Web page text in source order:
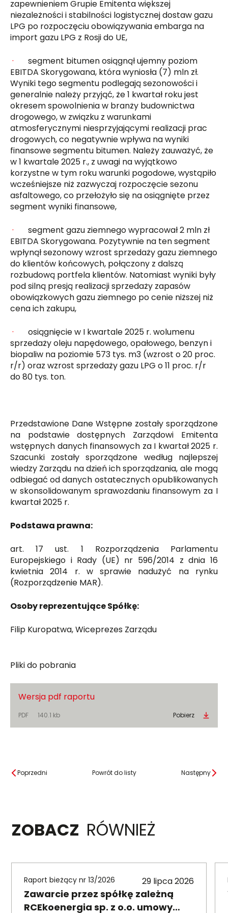
zapewnieniem Grupie Emitenta większej
niezależności i stabilności logistycznej dostaw gazu
LPG po rozpoczęciu obowiązywania embarga na
import gazu LPG z Rosji do UE,
·segment bitumen osiągnął ujemny poziom
EBITDA Skorygowana, która wyniosła (7) mln zł.
Wyniki tego segmentu podlegają sezonowości i
generalnie należy przyjąć, że 1 kwartał roku jest
okresem spowolnienia w branży budownictwa
drogowego, w związku z warunkami
atmosferycznymi niesprzyjającymi realizacji prac
drogowych, co negatywnie wpływa na wyniki
finansowe segmentu bitumen. Należy zauważyć, że
w 1 kwartale 2025 r., z uwagi na wyjątkowo
korzystne w tym roku warunki pogodowe, wystąpiło
wcześniejsze niż zazwyczaj rozpoczęcie sezonu
asfaltowego, co przełożyło się na osiągnięte przez
segment wyniki finansowe,
·segment gazu ziemnego wypracował 2 mln zł
EBITDA Skorygowana. Pozytywnie na ten segment
wpłynął sezonowy wzrost sprzedaży gazu ziemnego
do klientów końcowych, połączony z dalszą
rozbudową portfela klientów. Natomiast wyniki były
pod silną presją realizacji sprzedaży zapasów
obowiązkowych gazu ziemnego po cenie niższej niż
cena ich zakupu,
·osiągnięcie w I kwartale 2025 r. wolumenu
sprzedaży oleju napędowego, opałowego, benzyn i
biopaliw na poziomie 573 tys. m3 (wzrost o 20 proc.
r/r) oraz wzrost sprzedaży gazu LPG o 11 proc. r/r
do 80 tys. ton.
Przedstawione Dane Wstępne zostały sporządzone
na podstawie dostępnych Zarządowi Emitenta
wstępnych danych finansowych za I kwartał 2025 r.
Szacunki zostały sporządzone według najlepszej
wiedzy Zarządu na dzień ich sporządzania, ale mogą
odbiegać od danych ostatecznych opublikowanych
w skonsolidowanym sprawozdaniu finansowym za I
kwartał 2025 r.
Podstawa prawna:
art. 17 ust. 1 Rozporządzenia Parlamentu
Europejskiego i Rady (UE) nr 596/2014 z dnia 16
kwietnia 2014 r. w sprawie nadużyć na rynku
(Rozporządzenie MAR).
Osoby reprezentujące Spółkę:
Filip Kuropatwa, Wiceprezes Zarządu
Pliki do pobrania
Wersja pdf raportu
PDF 140.1 kb Pobierz
Poprzedni Powrót do listy Następny
ZOBACZ RÓWNIEŻ
Raport bieżący nr 13/2026 29 lipca 2026
Zawarcie przez spółkę zależną
RCEkoenergia sp. z o.o. umowy